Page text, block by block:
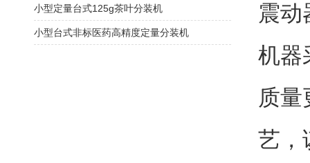
震动
机器
质
艺，
小型定量台式125g茶叶分装机
小型台式非标医药高精度定量分装机